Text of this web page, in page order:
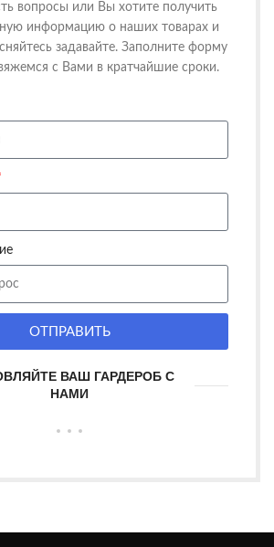
вопросы или Вы хотите получить
информацию о наших товарах и
задавайте. Заполните форму
с Вами в кратчайшие сроки.
ОТПРАВИТЬ
ВАШ ГАРДЕРОБ С
НАМИ